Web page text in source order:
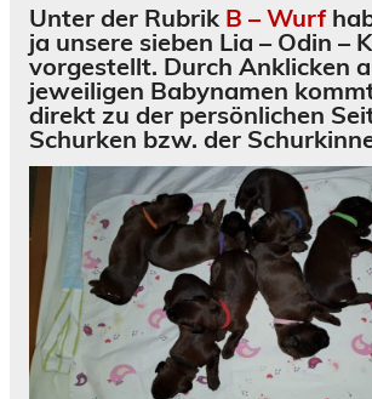
Unter der Rubrik B – Wurf
ja unsere sieben Lia – Odin –
vorgestellt. Durch Anklicken
jeweiligen Babynamen
direkt zu der persönlichen
Schurken bzw. der